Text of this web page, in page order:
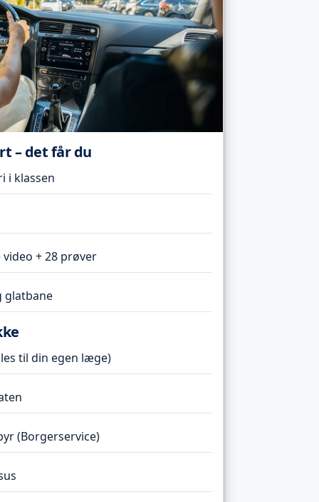
– det får du
i klassen
+ 28 prøver
glatbane
til din egen læge)
(Borgerservice)